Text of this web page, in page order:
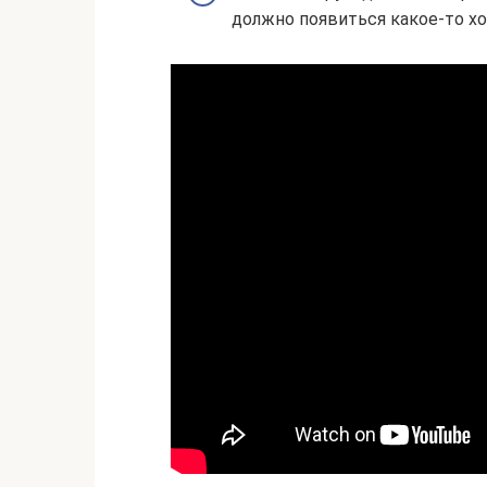
должно появиться какое-то